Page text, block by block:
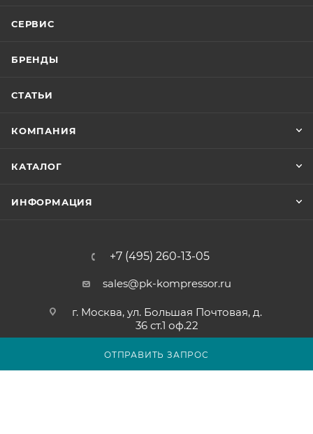
ОТПРАВИТЬ ЗАПРОС
СЕРВИС
БРЕНДЫ
СТАТЬИ
КОМПАНИЯ
КАТАЛОГ
ИНФОРМАЦИЯ
+7 (495) 260-13-05
sales@pk-kompressor.ru
г. Москва, ул. Большая Почтовая, д.
36 ст.1 оф.22